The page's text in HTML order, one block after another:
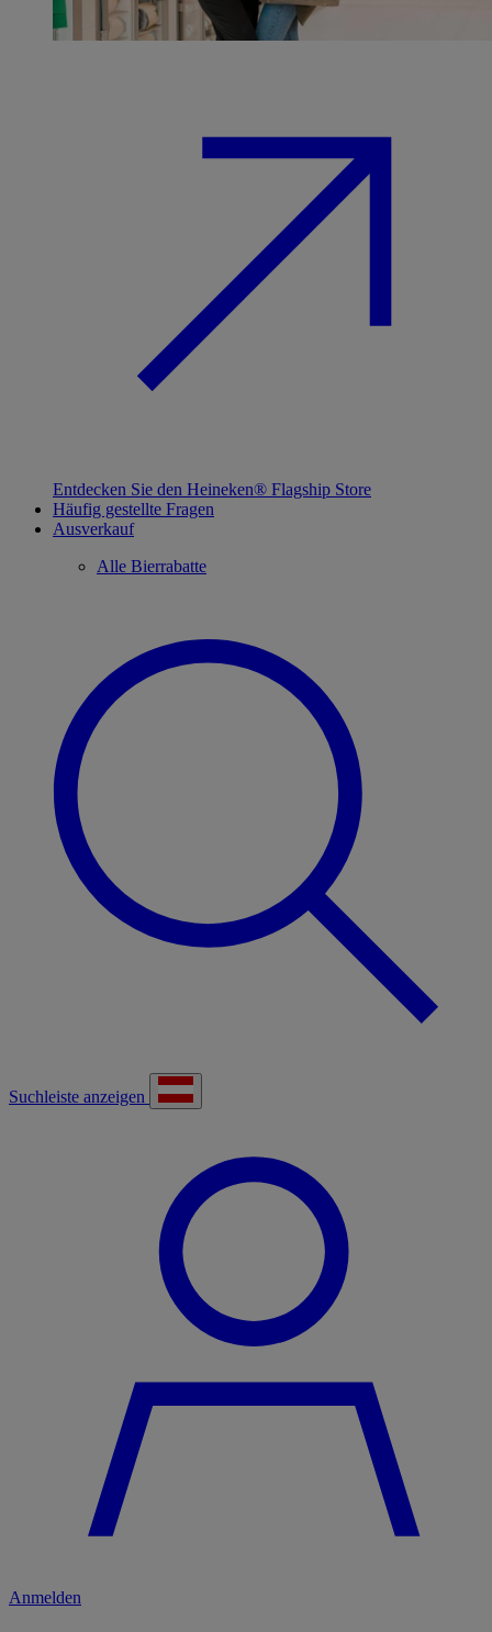
Entdecken Sie den Heineken® Flagship Store
Häufig gestellte Fragen
Ausverkauf
Alle Bierrabatte
Suchleiste anzeigen
Anmelden